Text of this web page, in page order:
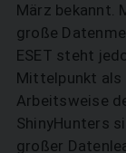
März bekannt.
große
ESET steht
Mittelpunkt als
Arbeitsweise
ShinyHunters
großer